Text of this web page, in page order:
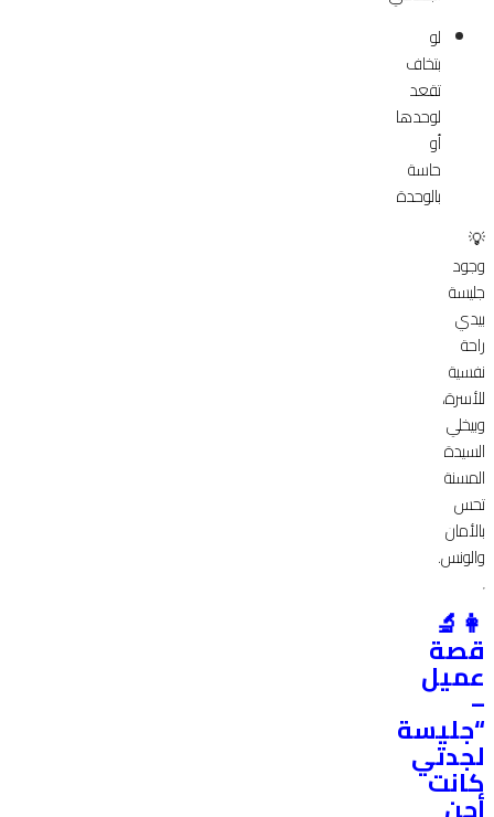
لو
بتخاف
تقعد
لوحدها
أو
حاسة
بالوحدة
💡
وجود
جليسة
بيدي
راحة
نفسية
للأسرة،
وبيخلي
السيدة
المسنة
تحس
بالأمان
والونس.
👩‍🔬
قصة
عميل
–
“جليسة
لجدتي
كانت